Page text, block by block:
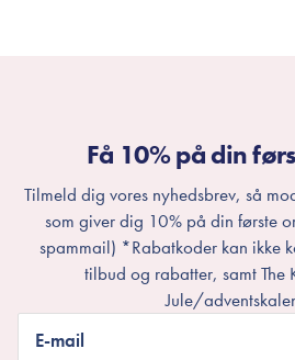
Få 10% på din
Tilmeld dig vores nyhedsbrev, så
som giver dig 10% på din første
spammail) *Rabatkoder kan ikke
tilbud og rabatter, samt The
Jule/
E-mail